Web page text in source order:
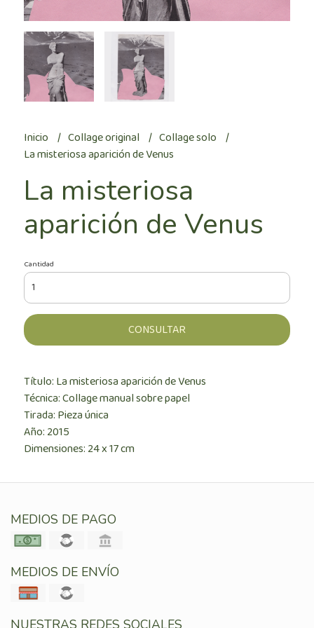
Inicio Collage original
Collage solo
La misteriosa aparición de Venus
La misteriosa
aparición de Venus
Cantidad
CONSULTAR
Título: La misteriosa aparición de Venus
Técnica: Collage manual sobre papel
Tirada: Pieza única
Año: 2015
Dimensiones: 24 x 17 cm
MEDIOS DE PAGO
MEDIOS DE ENVÍO
NUESTRAS REDES SOCIALES